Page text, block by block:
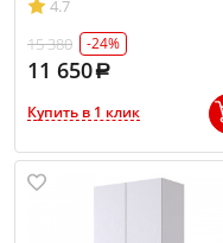
4.7
15 380
-24%
11 650
Купить в 1 клик